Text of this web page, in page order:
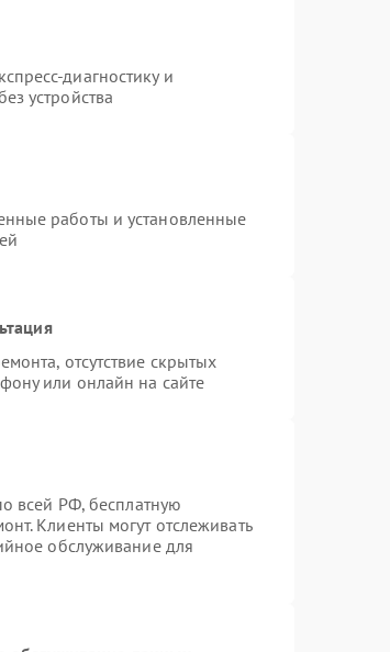
диагностику и
устройства
работы и установленные
отсутствие скрытых
или онлайн на сайте
всей РФ, бесплатную
Клиенты могут отслеживать
обслуживание для